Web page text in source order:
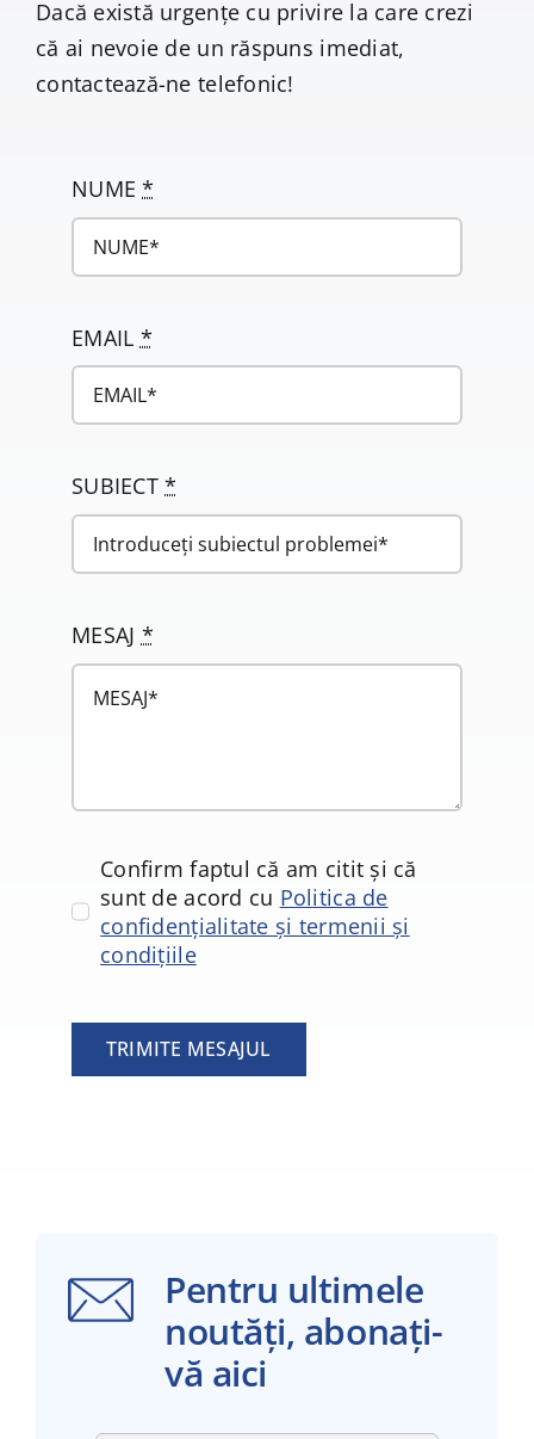
Dacă există urgențe cu privire la care crezi
că ai nevoie de un răspuns imediat,
contactează-ne telefonic!
NUME*
EMAIL *
SUBIECT*
MESAJ *
Confirm faptul că am citit și că
sunt de acord cu Politica de
confidențialitate și termenii și
condițiile
TRIMITE MESAJUL
Pentru ultimele
noutăți, abonați-
vă aici